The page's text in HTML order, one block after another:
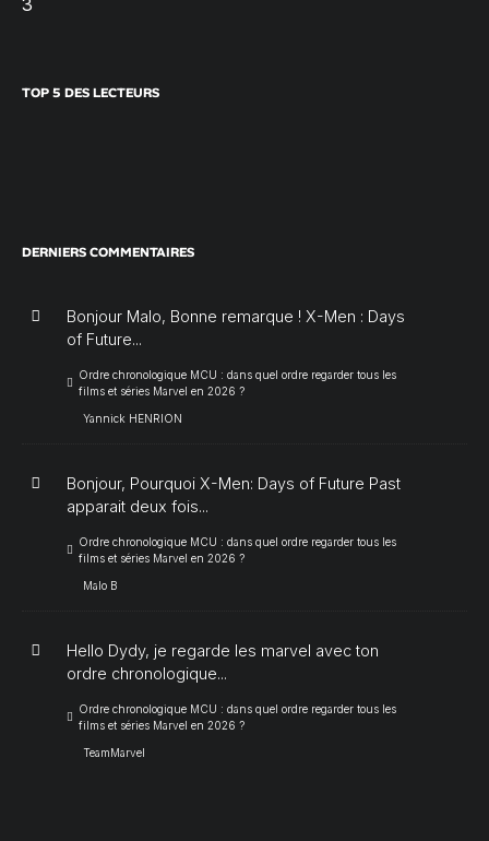
TOP 5 DES LECTEURS
DERNIERS COMMENTAIRES
Bonjour Malo, Bonne remarque ! X-Men : Days
of Future...
Ordre chronologique MCU : dans quel ordre regarder tous les
films et séries Marvel en 2026 ?
Yannick HENRION
Bonjour, Pourquoi X-Men: Days of Future Past
apparait deux fois...
Ordre chronologique MCU : dans quel ordre regarder tous les
films et séries Marvel en 2026 ?
Malo B
Hello Dydy, je regarde les marvel avec ton
ordre chronologique...
Ordre chronologique MCU : dans quel ordre regarder tous les
films et séries Marvel en 2026 ?
TeamMarvel